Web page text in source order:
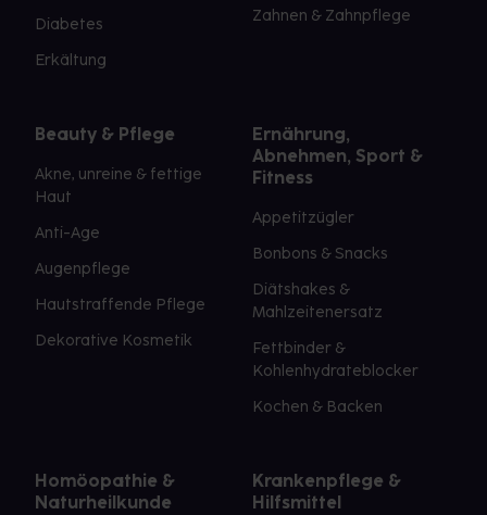
Diabetes
Erkältung
Zahnen & Zahnpflege
Beauty & Pflege
Akne, unreine & fettige
Haut
Anti-Age
Augenpflege
Hautstraffende Pflege
Dekorative Kosmetik
Ernährung,
Abnehmen, Sport &
Fitness
Appetitzügler
Bonbons & Snacks
Diätshakes &
Mahlzeitenersatz
Fettbinder &
Kohlenhydrateblocker
Kochen & Backen
Homöopathie &
Naturheilkunde
Krankenpflege &
Hilfsmittel